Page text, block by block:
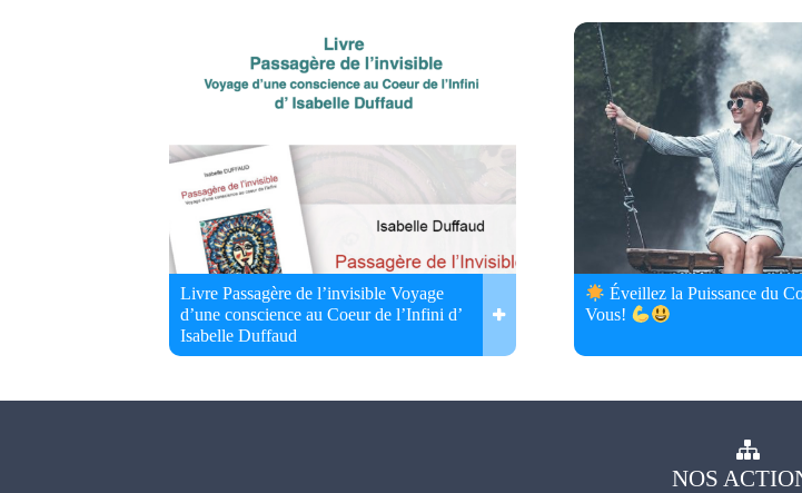
Livre Passagère de l’invisible Voyage
d’une conscience au Coeur de l’Infini d’
Isabelle Duffaud
Éveillez la Puissance du
Vous!
NOS